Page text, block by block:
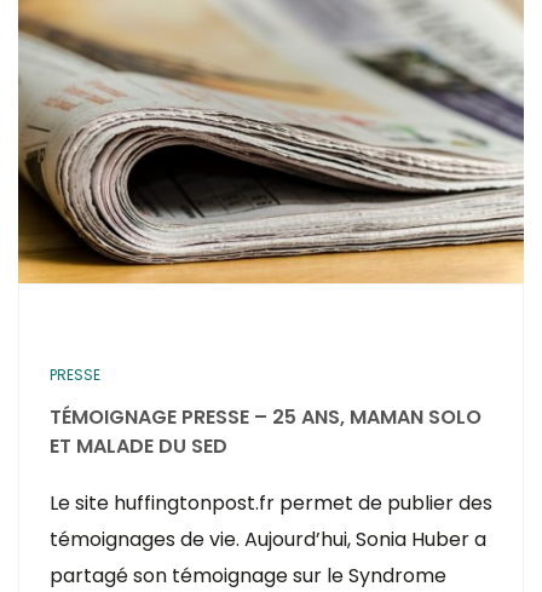
PRESSE
TÉMOIGNAGE PRESSE – 25 ANS, MAMAN SOLO
ET MALADE DU SED
Le site huffingtonpost.fr permet de publier des
témoignages de vie. Aujourd’hui, Sonia Huber a
partagé son témoignage sur le Syndrome